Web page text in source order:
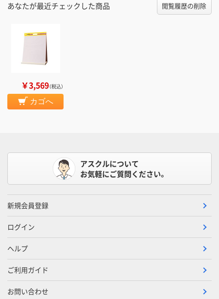
あなたが最近チェックした商品 閲覧履歴の削除
￥3,569（税込）
カゴへ
アスクルについて
お気軽にご質問ください。
新規会員登録
ログイン
ヘルプ
ご利用ガイド
お問い合わせ